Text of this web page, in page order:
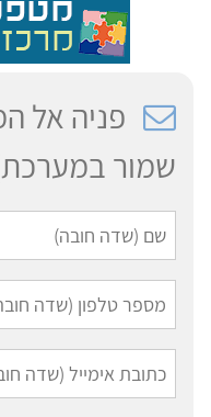
פניה אל
שמור